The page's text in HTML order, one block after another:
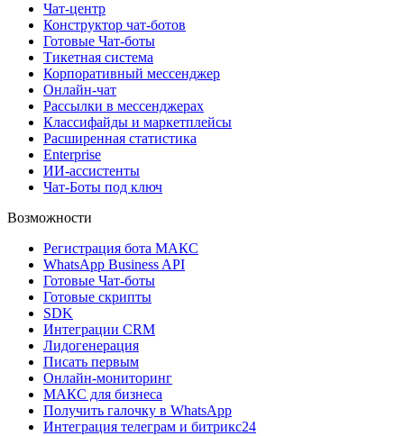
Чат-центр
Конструктор чат-ботов
Готовые Чат-боты
Тикетная система
Корпоративный мессенджер
Онлайн-чат
Рассылки в мессенджерах
Классифайды и маркетплейсы
Расширенная статистика
Enterprise
ИИ-ассистенты
Чат-Боты под ключ
Возможности
Регистрация бота MAКС
WhatsApp Business API
Готовые Чат-боты
Готовые скрипты
SDK
Интеграции CRM
Лидогенерация
Писать первым
Онлайн-мониторинг
MAКС для бизнеса
Получить галочку в WhatsApp
Интеграция телеграм и битрикс24